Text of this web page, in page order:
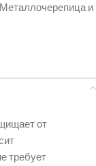
Металлочерепица и
от
требует